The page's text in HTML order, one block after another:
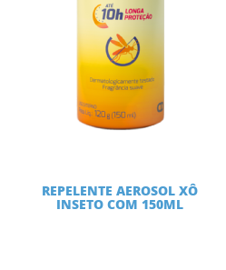
REPELENTE AEROSOL XÔ
INSETO COM 150ML